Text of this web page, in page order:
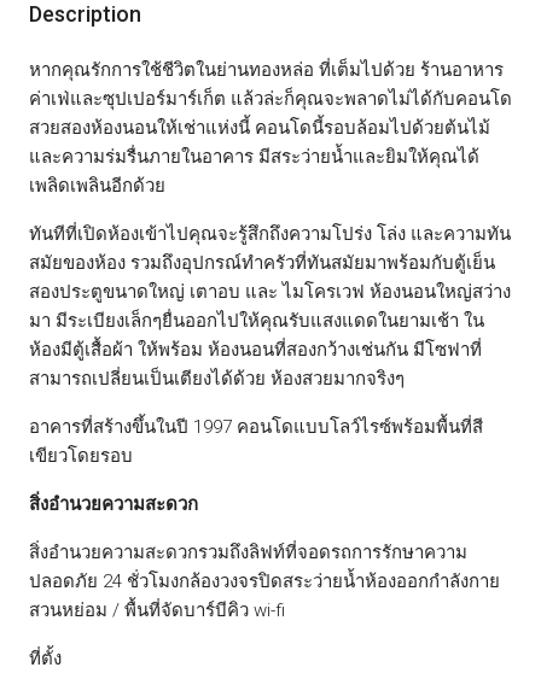
Description
หากคุณรักการใช้ชีวิตในย่านทองหล่อ ที่เต็มไปด้วย ร้านอาหาร
ค่าเฟ่และซุปเปอร์มาร์เก็ต แล้วล่ะก็คุณจะพลาดไม่ได้กับคอนโด
สวยสองห้องนอนให้เช่าแห่งนี้ คอนโดนี้รอบล้อมไปด้วยต้นไม้
และความร่มรื่นภายในอาคาร มีสระว่ายน้ำและยิมให้คุณได้
เพลิดเพลินอีกด้วย
ทันทีที่เปิดห้องเข้าไปคุณจะรู้สึกถึงความโปร่ง โล่ง และความทัน
สมัยของห้อง รวมถึงอุปกรณ์ทำครัวที่ทันสมัยมาพร้อมกับตู้เย็น
สองประตูขนาดใหญ่ เตาอบ และ ไมโครเวฟ ห้องนอนใหญ่สว่าง
มา มีระเบียงเล็กๆยื่นออกไปให้คุณรับแสงแดดในยามเช้า ใน
ห้องมีตู้เสื้อผ้า ให้พร้อม ห้องนอนที่สองกว้างเช่นกัน มีโซฟาที่
สามารถเปลี่ยนเป็นเตียงได้ด้วย ห้องสวยมากจริงๆ
อาคารที่สร้างขึ้นในปี 1997 คอนโดแบบโลว์ไรซ์พร้อมพื้นที่สี
เขียวโดยรอบ
สิ่งอำนวยความสะดวก
สิ่งอำนวยความสะดวกรวมถึงลิฟท์ที่จอดรถการรักษาความ
ปลอดภัย 24 ชั่วโมงกล้องวงจรปิดสระว่ายน้ำห้องออกกำลังกาย
สวนหย่อม / พื้นที่จัดบาร์บีคิว wi-fi
ที่ตั้ง